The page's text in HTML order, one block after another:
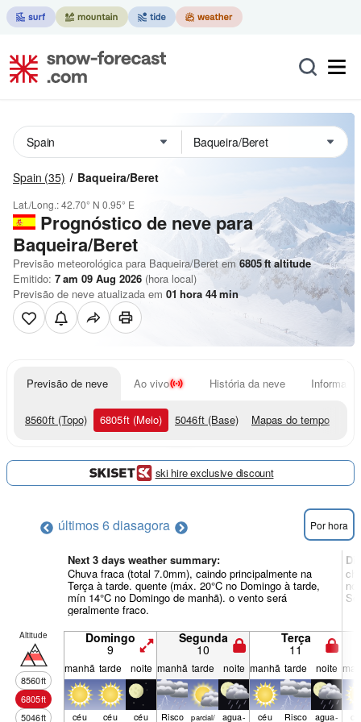
Spain (35) Baqueira/Beret
Lat./Long.:42.70° N 0.95° E
Prognóstico de neve para
Baqueira/Beret
Previsão meteorológica para Baqueira/Beret em 6805ftaltitude
Emitido: 7 am 09 Aug 2026 (hora local)
Previsão de neve atualizada em 01 hora 44min
Previsão de neve Ao vivo História da neve
8560ft (Topo) 6805ft (Meio) 5046ft (Base) Mapas do tempo
ski hire exclusive discount
últimos 6 diasagora Por hora
Next 3 days weather summary:
Chuva fraca (total 7.0mm), caindo principalmente na
Terça à tarde. quente (máx. 20°C no Domingo à tarde,
mín 14°C no Domingo de manhã). o vento será
geralmente fraco.
Altitude
8560ft
6805ft
5046ft
Domingo
9
Segunda
10
Terça
11
manhã tarde noite manhã tarde noite manhã tarde noite
céu céu céu Risco parcial/ agua­ céu Risco agua­